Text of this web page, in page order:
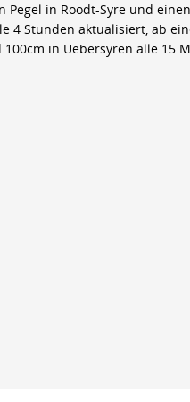
Pegel in Roodt-Syre und
4 Stunden aktualisiert, ab
100cm in Uebersyren alle 15